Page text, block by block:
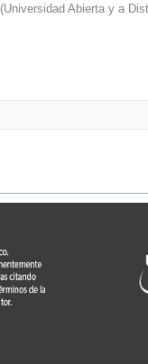
(Universidad Abierta y a